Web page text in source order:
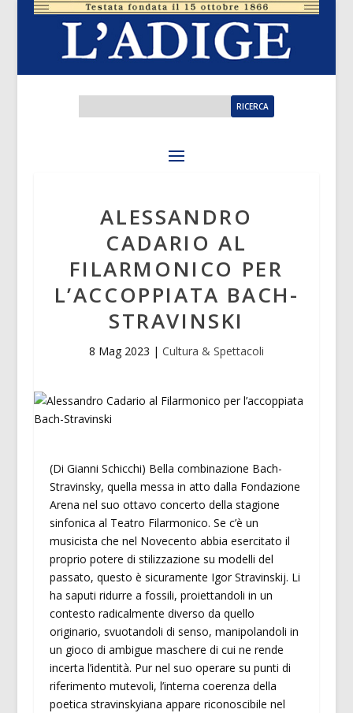
ALESSANDRO
CADARIO AL
FILARMONICO PER
L’ACCOPPIATA BACH-
STRAVINSKI
8 Mag 2023 | Cultura & Spettacoli
(Di Gianni Schicchi) Bella combinazione Bach-
Stravinsky, quella messa in atto dalla Fondazione
Arena nel suo ottavo concerto della stagione
sinfonica al Teatro Filarmonico. Se c’è un
musicista che nel Novecento abbia esercitato il
proprio potere di stilizzazione su modelli del
passato, questo è sicuramente Igor Stravinskij. Li
ha saputi ridurre a fossili, proiettandoli in un
contesto radicalmente diverso da quello
originario, svuotandoli di senso, manipolandoli in
un gioco di ambigue maschere di cui ne rende
incerta l’identità. Pur nel suo operare su punti di
riferimento mutevoli, l’interna coerenza della
poetica stravinskyiana appare riconoscibile nel